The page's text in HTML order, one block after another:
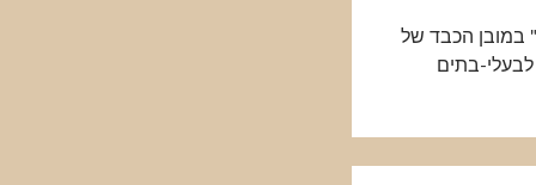
במובן הכבד של
לבעלי-בתים